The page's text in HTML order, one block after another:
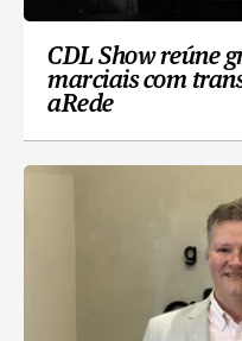
CDL Show reúne
marciais com
aRede